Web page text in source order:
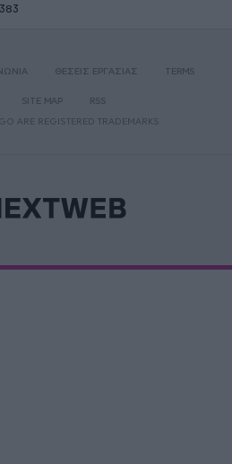
ΘΕΣΕΙΣ ΕΡΓΑΣΙΑΣ TERMS
SITE MAP
RSS
ARE REGISTERED TRADEMARKS